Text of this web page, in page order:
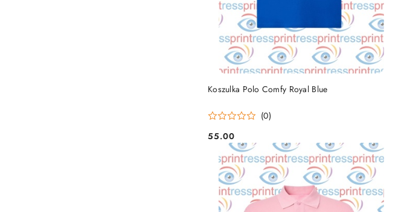
Koszulka Polo Comfy Royal Blue
(0)
Cena:
55.00
DO KOSZYKA